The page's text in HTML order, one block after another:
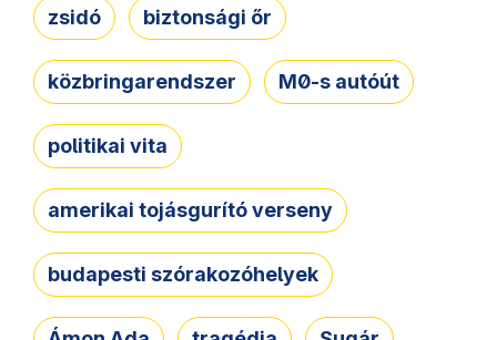
zsidó biztonsági őr
közbringarendszer M0-s autóút
politikai vita
amerikai tojásgurító verseny
budapesti szórakozóhelyek